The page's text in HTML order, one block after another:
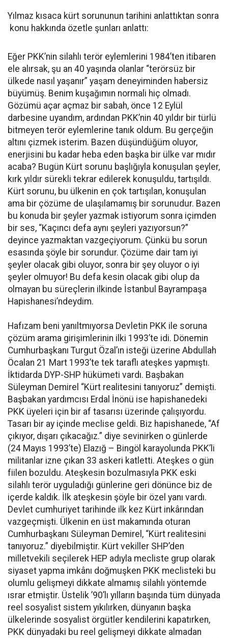
Yılmaz kısaca kürt sorununun tarihini anlattıktan sonra
konu hakkında özetle şunları anlattı:
Eğer PKK’nin silahlı terör eylemlerini 1984’ten itibaren
ele alırsak, şu an 40 yaşında olanlar “terörsüz bir
ülkede nasıl yaşanır” yaşam deneyiminden habersiz
büyümüş. Benim kuşağımın normali hiç olmadı.
Gözümü açar açmaz bir sabah, önce 12 Eylül
darbesine uyandım, ardından PKK’nin 40 yıldır bir türlü
bitmeyen terör eylemlerine tanık oldum. Bu gerçeğin
altını çizmek isterim. Bazen düşündüğüm oluyor,
enerjisini bu kadar heba eden başka bir ülke var mıdır
acaba? Bugün Kürt sorunu başlığıyla konuşulan şeyler,
kırk yıldır sürekli tekrar edilerek konuşuldu, tartışıldı.
Kürt sorunu, bu ülkenin en çok tartışılan, konuşulan
ama bir çözüme de ulaşılamamış bir sorunudur. Bazen
bu konuda bir şeyler yazmak istiyorum sonra içimden
bir ses, “Kaçıncı defa aynı şeyleri yazıyorsun?”
deyince yazmaktan vazgeçiyorum. Çünkü bu sorun
esasında şöyle bir sorundur. Çözüme dair tam iyi
şeyler olacak gibi oluyor, sonra bir şey oluyor o iyi
şeyler olmuyor! Bu defa kesin olacak gibi olup da
olmayan bu süreçlerin ilkinde İstanbul Bayrampaşa
Hapishanesi’ndeydim.
Hafızam beni yanıltmıyorsa Devletin PKK ile soruna
çözüm arama girişimlerinin ilki 1993’te idi. Dönemin
Cumhurbaşkanı Turgut Özal’ın isteği üzerine Abdullah
Öcalan 21 Mart 1993’te tek taraflı ateşkes yapmıştı.
İktidarda DYP-SHP hükümeti vardı. Başbakan
Süleyman Demirel “Kürt realitesini tanıyoruz” demişti.
Başbakan yardımcısı Erdal İnönü ise hapishanedeki
PKK üyeleri için bir af tasarısı üzerinde çalışıyordu.
Tasarı bir ay içinde meclise geldi. Biz hapishanede, “Af
çıkıyor, dışarı çıkacağız.” diye sevinirken o günlerde
(24 Mayıs 1993’te) Elazığ – Bingöl karayolunda PKK’li
militanlar izne çıkan 33 askeri katletti. Ateşkes o gün
fiilen bozuldu. Ateşkesin bozulmasıyla PKK eski
silahlı terör uyguladığı günlerine geri dönünce biz de
içerde kaldık. İlk ateşkesin şöyle bir özel yanı vardı.
Devlet cumhuriyet tarihinde ilk kez Kürt inkârından
vazgeçmişti. Ülkenin en üst makamında oturan
Cumhurbaşkanı Süleyman Demirel, “Kürt realitesini
tanıyoruz.” diyebilmiştir. Kürt vekiller SHP’den
milletvekili seçilerek HEP adıyla mecliste grup olarak
siyaset yapma imkânı doğmuşken PKK meclisteki bu
olumlu gelişmeyi dikkate almamış silahlı yöntemde
ısrar etmiştir. Üstelik ’90’lı yılların başında tüm dünyada
reel sosyalist sistem yıkılırken, dünyanın başka
ülkelerinde sosyalist örgütler kendilerini kapatırken,
PKK dünyadaki bu reel gelişmeyi dikkate almadan